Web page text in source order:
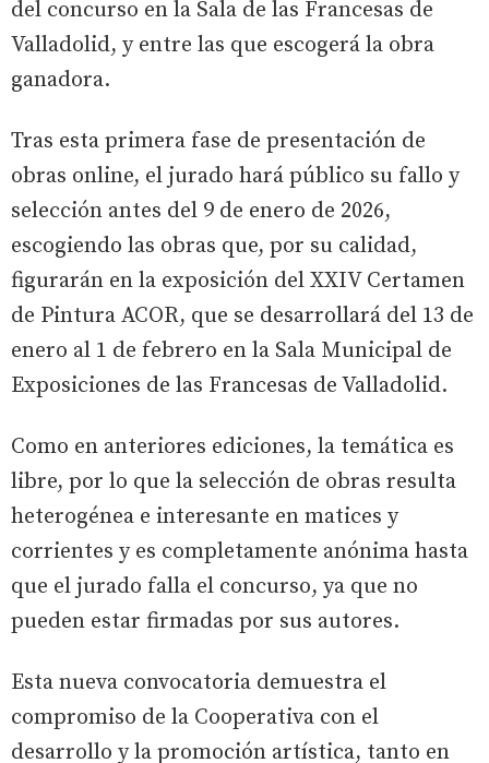
del concurso en la Sala de las Francesas de
Valladolid, y entre las que escogerá la obra
ganadora.
Tras esta primera fase de presentación de
obras online, el jurado hará público su fallo y
selección antes del 9 de enero de 2026,
escogiendo las obras que, por su calidad,
figurarán en la exposición del XXIV Certamen
de Pintura ACOR, que se desarrollará del 13 de
enero al 1 de febrero en la Sala Municipal de
Exposiciones de las Francesas de Valladolid.
Como en anteriores ediciones, la temática es
libre, por lo que la selección de obras resulta
heterogénea e interesante en matices y
corrientes y es completamente anónima hasta
que el jurado falla el concurso, ya que no
pueden estar firmadas por sus autores.
Esta nueva convocatoria demuestra el
compromiso de la Cooperativa con el
desarrollo y la promoción artística, tanto en